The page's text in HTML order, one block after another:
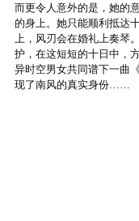
而更令人意外的是，她的
的身上。她只能顺利抵达
上，风刃会在婚礼上奏琴
护，在这短短的十日中，
异时空男女共同谱下一曲
现了南风的真实身份……